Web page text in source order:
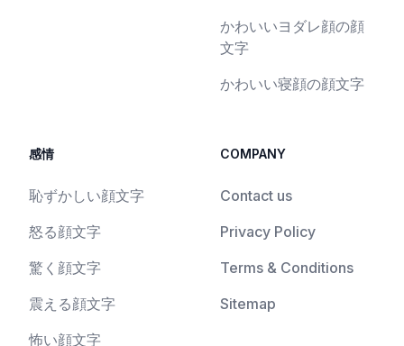
かわいいヨダレ顔の顔
文字
かわいい寝顔の顔文字
感情
恥ずかしい顔文字
怒る顔文字
驚く顔文字
震える顔文字
怖い顔文字
COMPANY
Contact us
Privacy Policy
Terms & Conditions
Sitemap